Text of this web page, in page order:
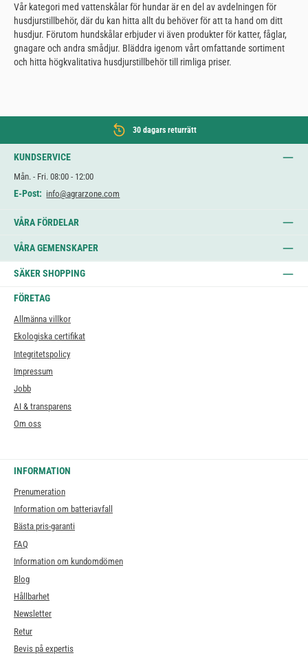
Vår kategori med vattenskålar för hundar är en del av avdelningen för
husdjurstillbehör, där du kan hitta allt du behöver för att ta hand om ditt
husdjur. Förutom hundskålar erbjuder vi även produkter för katter, fåglar,
gnagare och andra smådjur. Bläddra igenom vårt omfattande sortiment
och hitta högkvalitativa husdjurstillbehör till rimliga priser.
30 dagars returrätt
KUNDSERVICE
Mån. - Fri. 08:00 - 12:00
E-Post: info@agrarzone.com
VÅRA FÖRDELAR
VÅRA GEMENSKAPER
SÄKER SHOPPING
FÖRETAG
Allmänna villkor
Ekologiska certifikat
Integritetspolicy
Impressum
Jobb
AI & transparens
Om oss
INFORMATION
Prenumeration
Information om batteriavfall
Bästa pris-garanti
FAQ
Information om kundomdömen
Blog
Hållbarhet
Newsletter
Retur
Bevis på expertis